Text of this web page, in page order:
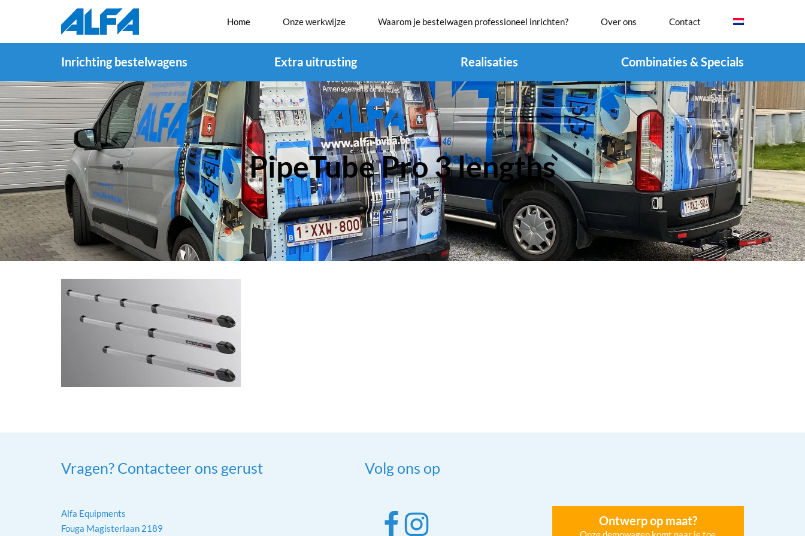
Home Onze werkwijze Waarom je bestelwagen professioneel inrichten? Over ons Contact
Inrichting bestelwagens Extra uitrusting Realisaties Combinaties & Specials
PipeTube Pro 3 lengths
Vragen? Contacteer ons gerust
Alfa Equipments
Fouga Magisterlaan 2189
Volg ons op
Ontwerp op maat?